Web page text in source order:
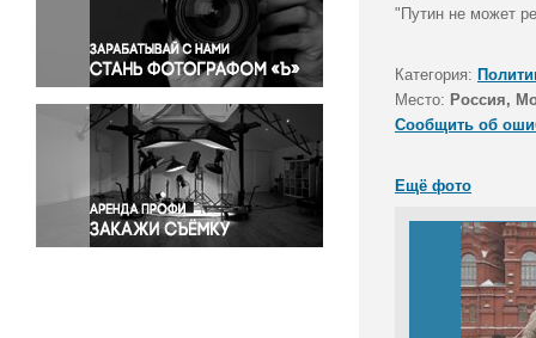
Правосудие
Происшествия и конфликты
Религия
Светская жизнь
Спорт
Экология
Экономика и бизнес
"Путин не может
Категория:
Место: Россия,
Сообщить об
Ещё фото